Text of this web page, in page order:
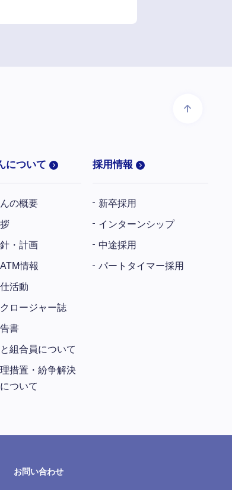
について
の概要
・計画
情報
活動
ロージャー誌
書
組合員について
措置・紛争解決
ついて
採用情報
新卒採用
インターンシップ
中途採用
パートタイマー採用
お問い合わせ